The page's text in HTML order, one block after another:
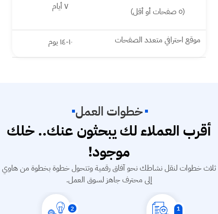
(٥ صفحات أو أقل)
٧ أيام
موقع احترافي متعدد الصفحات ١٠-١٤ يوم
خطوات العمل
أقرب العملاء لك يبحثون عنك.. خلك
موجود!
ثلاث خطوات لنقل نشاطك نحو آفاق رقمية وتتحول خطوة بخطوة من هاوي
إلى محترف جاهز لسوق العمل.
1
2